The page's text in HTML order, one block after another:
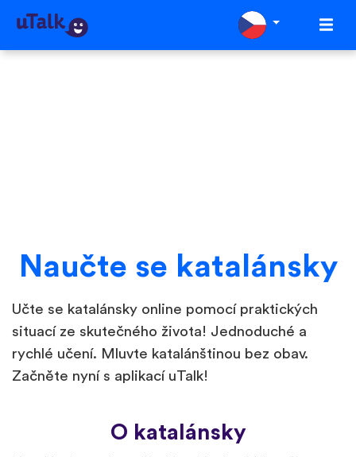
Naučte se katalánsky
Učte se katalánsky online pomocí praktických
situací ze skutečného života! Jednoduché a
rychlé učení. Mluvte katalánštinou bez obav.
Začněte nyní s aplikací uTalk!
O katalánsky